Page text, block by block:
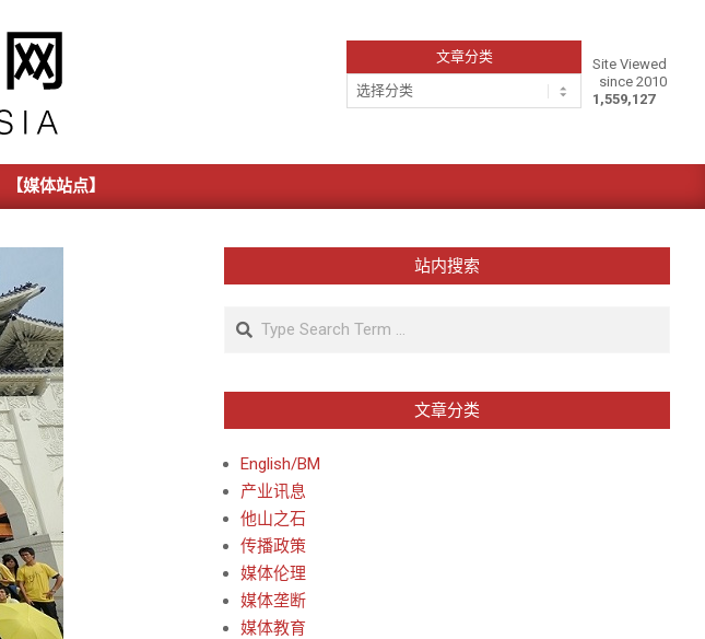
文章分类
文
章
Site Viewed
since 2010
1,559,127
【媒体站点】
站内搜索
Search
文章分类
English/BM
产业讯息
他山之石
传播政策
媒体伦理
媒体垄断
媒体教育